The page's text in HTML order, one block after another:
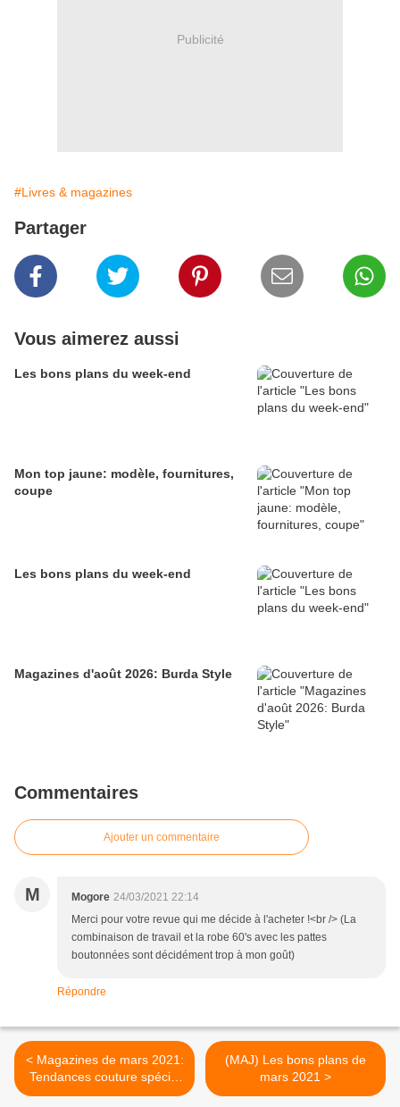
Publicité
#Livres & magazines
Partager
Vous aimerez aussi
Les bons plans du week-end
Mon top jaune: modèle, fournitures,
coupe
Les bons plans du week-end
Magazines d'août 2026: Burda Style
Commentaires
Ajouter un commentaire
M Mogore 24/03/2021 22:14
Merci pour votre revue qui me décide à l'acheter !<br /> (La
combinaison de travail et la robe 60's avec les pattes
boutonnées sont décidément trop à mon goût)
Répondre
< Magazines de mars 2021:
Tendances couture spécial
robes 5
(MAJ) Les bons plans de
mars 2021 >